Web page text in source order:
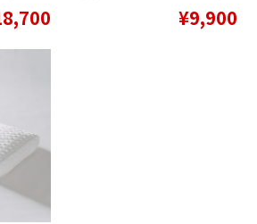
¥9,900